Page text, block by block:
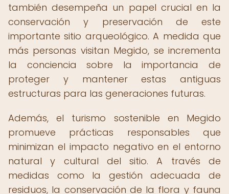
también desempeña un papel crucial en la
conservación y preservación de este
importante sitio arqueológico. A medida que
más personas visitan Megido, se incrementa
la conciencia sobre la importancia de
proteger y mantener estas antiguas
estructuras para las generaciones futuras.
Además, el turismo sostenible en Megido
promueve prácticas responsables que
minimizan el impacto negativo en el entorno
natural y cultural del sitio. A través de
medidas como la gestión adecuada de
residuos, la conservación de la flora y fauna